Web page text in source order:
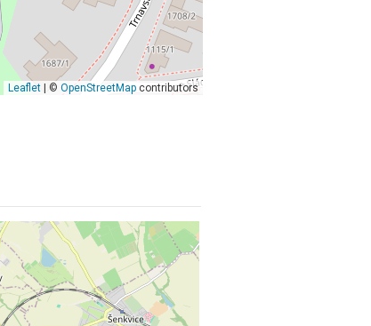
Leaflet| © OpenStreetMapcontributors